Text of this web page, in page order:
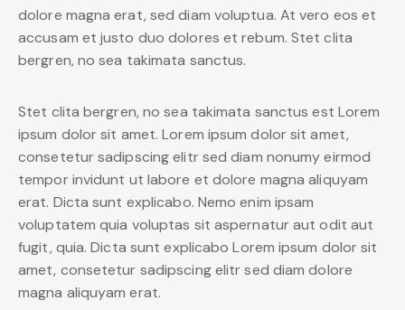
dolore magna erat, sed diam voluptua. At vero eos et
accusam et justo duo dolores et rebum. Stet clita
bergren, no sea takimata sanctus.
Stet clita bergren, no sea takimata sanctus est Lorem
ipsum dolor sit amet. Lorem ipsum dolor sit amet,
consetetur sadipscing elitr sed diam nonumy eirmod
tempor invidunt ut labore et dolore magna aliquyam
erat. Dicta sunt explicabo. Nemo enim ipsam
voluptatem quia voluptas sit aspernatur aut odit aut
fugit, quia. Dicta sunt explicabo Lorem ipsum dolor sit
amet, consetetur sadipscing elitr sed diam dolore
magna aliquyam erat.